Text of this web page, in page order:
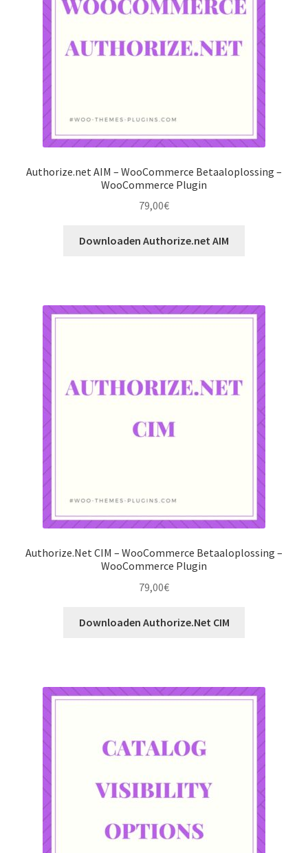
Authorize.net AIM – WooCommerce Betaaloplossing –
WooCommerce Plugin
79,00€
Downloaden Authorize.net AIM
Authorize.Net CIM – WooCommerce Betaaloplossing –
WooCommerce Plugin
79,00€
Downloaden Authorize.Net CIM